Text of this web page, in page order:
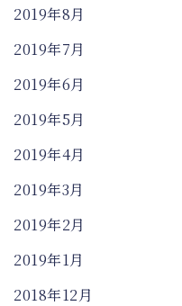
2019年8月
2019年7月
2019年6月
2019年5月
2019年4月
2019年3月
2019年2月
2019年1月
2018年12月